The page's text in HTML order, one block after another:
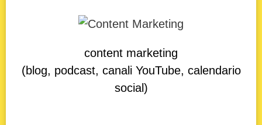
content marketing
(blog, podcast, canali YouTube, calendario
social)